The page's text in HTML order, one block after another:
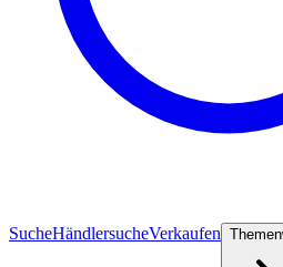
SucheHändlersucheVerkaufen